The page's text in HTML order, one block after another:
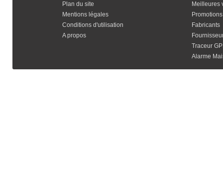
Plan du site
Mentions légales
Conditions d'utilisation
A propos
Meilleures
Promotions
Fabricants
Traceur
Alarme